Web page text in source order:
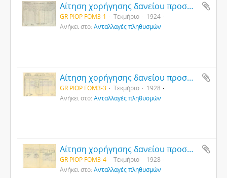
Αίτηση χορήγησης δανείου προσφύγων συνοικισμού Τσιλή περιφέρειας Θεσσαλονίκης (1)
GR PIOP FOM3-1 Τεκμήριο
1924
Ανήκει στο: Ανταλλαγές πληθυσμών
Αίτηση χορήγησης δανείου προσφύγων συνοικισμού Τσιλή περιφέρειας Θεσσαλονίκης (1)
GR PIOP FOM3-3 Τεκμήριο
1928
Ανήκει στο: Ανταλλαγές πληθυσμών
Αίτηση χορήγησης δανείου προσφύγων συνοικισμού Τσιλή περιφέρειας Θεσσαλονίκης (2)
GR PIOP FOM3-4 Τεκμήριο
1928
Ανήκει στο: Ανταλλαγές πληθυσμών